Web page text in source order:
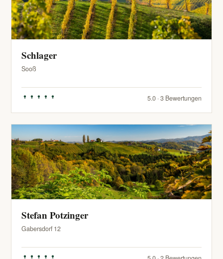
Schlager
Sooß
5.0 · 3 Bewertungen
Stefan Potzinger
Gabersdorf 12